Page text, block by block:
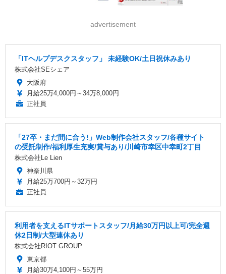
advertisement
「ITヘルプデスクスタッフ」 未経験OK/土日祝休みあり
株式会社SEシェア
大阪府
月給25万4,000円～34万8,000円
正社員
「27卒・まだ間に合う!」Web制作会社スタッフ/各種サイト
の受託制作/福利厚生充実/賞与あり/川崎市幸区中幸町2丁目
株式会社Le Lien
神奈川県
月給25万700円～32万円
正社員
利用者を支えるITサポートスタッフ/月給30万円以上可/完全週
休2日制/大型連休あり
株式会社RIOT GROUP
東京都
月給30万4,100円～55万円